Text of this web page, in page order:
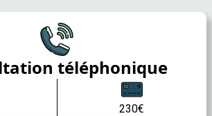
téléphonique
230€